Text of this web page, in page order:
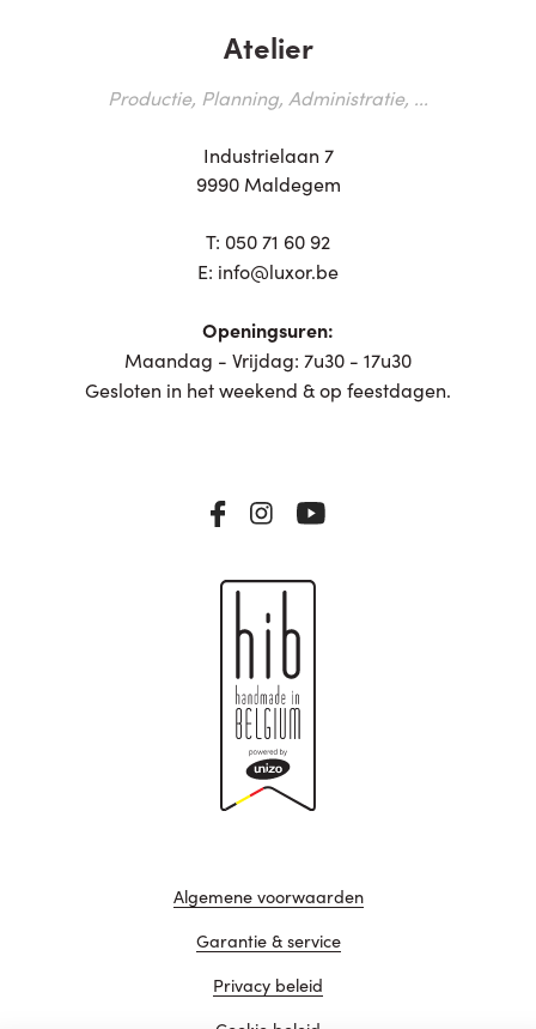
Atelier
Productie, Planning, Administratie, ...
Industrielaan 7
9990 Maldegem
T: 050 71 60 92
E: info@luxor.be
Openingsuren:
Maandag - Vrijdag: 7u30 - 17u30
Gesloten in het weekend & op feestdagen.
Algemene voorwaarden
Garantie & service
Privacy beleid